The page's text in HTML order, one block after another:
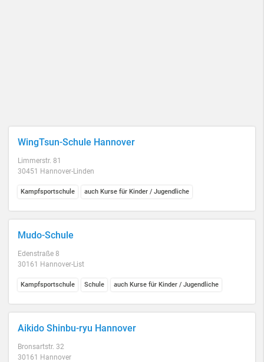
WingTsun-Schule Hannover
Limmerstr. 81
30451 Hannover-Linden
Kampfsportschule auch Kurse für Kinder / Jugendliche
Mudo-Schule
Edenstraße 8
30161 Hannover-List
Kampfsportschule Schule auch Kurse für Kinder / Jugendliche
Aikido Shinbu-ryu Hannover
Bronsartstr. 32
30161 Hannover